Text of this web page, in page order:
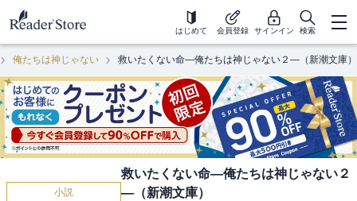
はじめて 会員登録 サインイン 検索
俺たちは神じゃない 救いたくない命―俺たちは神じゃない２―（新潮文庫）
小説
救いたくない命―俺たちは神じゃない２
―（新潮文庫）